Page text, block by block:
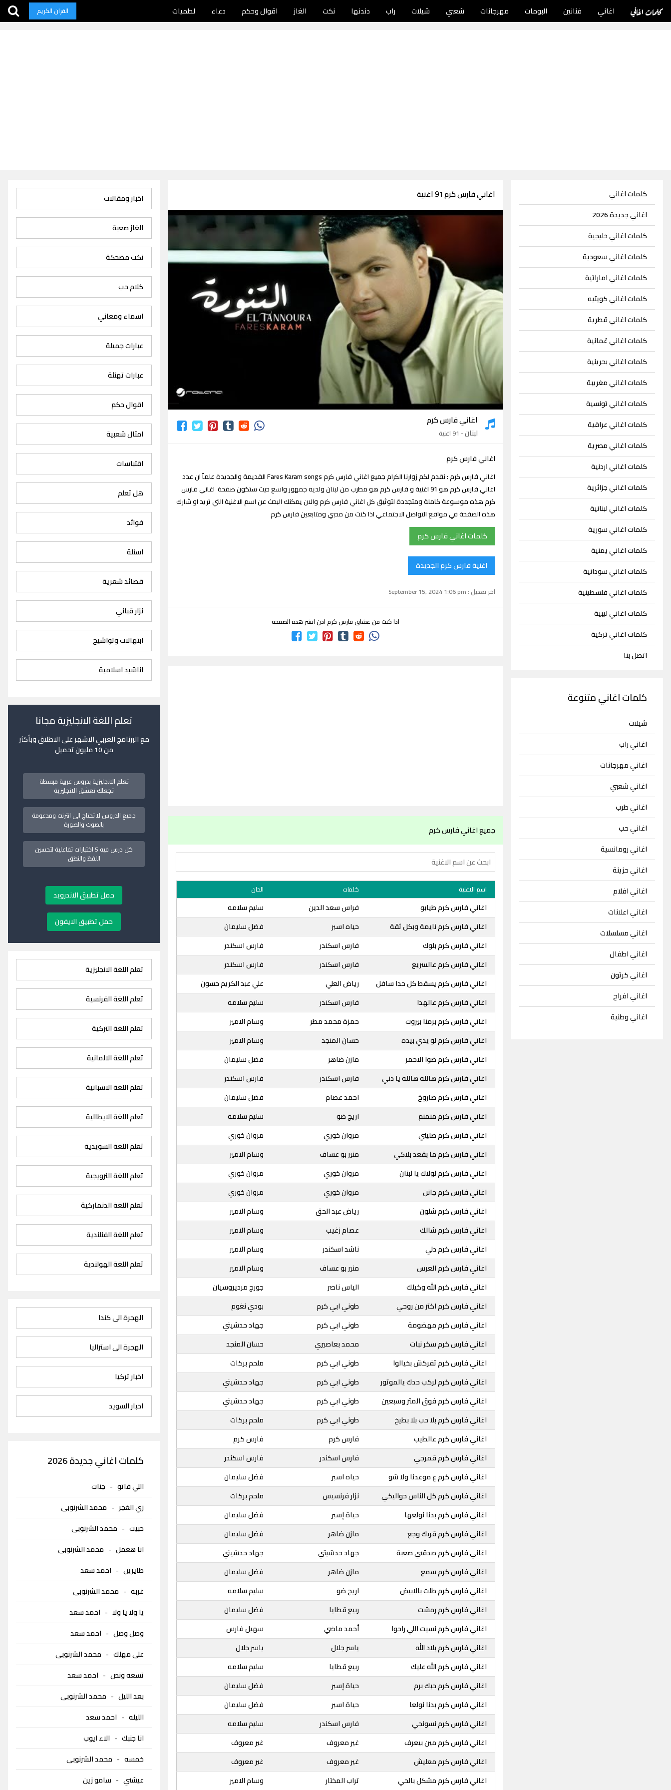
كلمات اغاني اغاني فنانين البومات مهرجانات شعبي شيلات راب دندنها نكت الغاز اقوال وحكم دعاء لطميات القران الكريم
كلمات اغاني
اغاني جديدة 2026
كلمات اغاني خليجية
كلمات اغاني سعودية
كلمات اغاني اماراتية
كلمات اغاني كويتيه
كلمات اغاني قطرية
كلمات اغاني عُمانية
كلمات اغاني بحرينية
كلمات اغاني مغريبة
كلمات اغاني تونسية
كلمات اغاني عراقية
كلمات اغاني مصرية
كلمات اغاني اردنية
كلمات اغاني جزائرية
كلمات اغاني لبنانية
كلمات اغاني سورية
كلمات اغاني يمنية
كلمات اغاني سودانية
كلمات اغاني فلسطينية
كلمات اغاني ليبية
كلمات اغاني تركية
اتصل بنا
كلمات اغاني متنوعة
شيلات
اغاني راب
اغاني مهرجانات
اغاني شعبي
اغاني طرب
اغاني حب
اغاني رومانسية
اغاني حزينة
اغاني افلام
اغاني اعلانات
اغاني مسلسلات
اغاني اطفال
اغاني كرتون
اغاني افراح
اغاني وطنية
اغاني فارس كرم 91 اغنية
اغاني فارس كرم
اغاني فارس كرم
لبنان- 91 اغنية
اغاني فارس كرم
اغاني فارس كرم : نقدم لكم زوارنا الكرام جميع اغاني فارس كرم Fares Karam songs القديمة والجديدة علماً ان عدد
اغاني فارس كرم هو 91 اغنية و فارس كرم هو مطرب من لبنان ولديه جمهور واسع حيث ستكون صفحة اغاني فارس
كرم هذه موسوعة كاملة ومتجددة لتوثيق كل اغاني فارس كرم والان يمكنك البحث عن اسم الاغنية التي تريد او شارك
هذه الصفحة في مواقع التواصل الاجتماعي اذا كنت من محبي ومتابعين فارس كرم
كلمات اغاني فارس كرم
اغنية فارس كرم الجديدة
اخر تعديل : September 15, 2024 1:06 pm
اذا كنت من عشاق فارس كرم اذن انشر هذه الصفحة
جميع اغاني فارس كرم
اسم الاغنية كلمات الحان
اغاني فارس كرم طيابو فراس سعد الدين
سليم سلامه
اغاني فارس كرم نايمة وبكل ثقة
حياه اسبر
فضل سليمان
اغاني فارس كرم بلوك
فارس اسكندر
فارس اسكندر
اغاني فارس كرم عالسريع
فارس اسكندر
فارس اسكندر
اغاني فارس كرم يسقط كل حدا سافل
رياض العلي
علي عبد الكريم حسون
اغاني فارس كرم عالهدا
فارس اسكندر
سليم سلامه
اغاني فارس كرم برمنا بيروت
حمزة محمد مطر
وسام الامير
اغاني فارس كرم لو يدي بيده
حسان المنجد
وسام الامير
اغاني فارس كرم ضوا الاحمر
مازن ضاهر
فضل سليمان
اغاني فارس كرم هالله هالله يا دني
فارس اسكندر
فارس اسكندر
اغاني فارس كرم صاروخ
احمد عصام
فضل سليمان
اغاني فارس كرم منمنم
اريج ضو
سليم سلامه
اغاني فارس كرم صليني
مروان خوري
مروان خوري
اغاني فارس كرم ما بقعد بلاكي
منير بو عساف
وسام الامير
اغاني فارس كرم لولاك يا لبنان
مروان خوري
مروان خوري
اغاني فارس كرم جانن
مروان خوري
مروان خوري
اغاني فارس كرم شلون
رياض عبد الحق
وسام الامير
اغاني فارس كرم شالك
عصام زغيب
وسام الامير
اغاني فارس كرم دلي
ناشد اسكندر
وسام الامير
اغاني فارس كرم العرس
منير بو عساف
وسام الامير
اغاني فارس كرم الله وكيلك
الياس ناصر
جورج مرديروسيان
اغاني فارس كرم اكتر من روحي
طوني ابي كرم
بودي نغوم
اغاني فارس كرم مهضومة
طوني ابي كرم
جهاد حدشيتي
اغاني فارس كرم سكر نبات
محمد بعاصيري
حسان المنجد
اغاني فارس كرم تفركش بخيالوا
طوني ابي كرم
ملحم بركات
اغاني فارس كرم لركب حدك يالموتور
طوني ابي كرم
جهاد حدشيتي
اغاني فارس كرم فوق المتر وسبعين
طوني ابي كرم
جهاد حدشيتي
اغاني فارس كرم بلا حب بلا بطيخ
طوني ابي كرم
ملحم بركات
اغاني فارس كرم عالطيب
فارس كرم
فارس كرم
اغاني فارس كرم قمرجي
فارس اسكندر
فارس اسكندر
اغاني فارس كرم ع موعدنا ولا شو
حياه اسبر
فضل سليمان
اغاني فارس كرم كل الناس حواليكي
نزار فرنسيس
ملحم بركات
اغاني فارس كرم بدنا نولعها
حياة إسبر
فضل سليمان
اغاني فارس كرم قربك وجع
مازن ضاهر
فضل سليمان
اغاني فارس كرم صدقني صعبة
جهاد حدشيتي
جهاد حدشيتي
اغاني فارس كرم سمع
مازن ضاهر
فضل سليمان
اغاني فارس كرم طلت بالابيض
اريج ضو
سليم سلامه
اغاني فارس كرم رمشت
ربيع قطايا
فضل سليمان
اغاني فارس كرم نسيت اللي راحوا
أحمد ماضي
سهيل فارس
اغاني فارس كرم بلاد الله
ياسر جلال
ياسر جلال
اغاني فارس كرم الله عليك
ربيع قطايا
سليم سلامه
اغاني فارس كرم حبك برم
حياة إسبر
فضل سليمان
اغاني فارس كرم بدنا نولعا
حياة اسبر
فضل سليمان
اغاني فارس كرم نسونجي
فارس اسكندر
سليم سلامه
اغاني فارس كرم مين بيعرف
غير معروف
غير معروف
اغاني فارس كرم معليش
غير معروف
غير معروف
اغاني فارس كرم مشكل بالحي
تراب المختار وسام الامير
اخبار ومقالات
الغاز صعبة
نكت مضحكة
كلام حب
اسماء ومعاني
عبارات جميلة
عبارات تهنئة
اقوال حكم
امثال شعبية
اقتباسات
هل تعلم
فوائد
اسئلة
قصائد شعرية
نزار قباني
ابتهالات وتواشيح
اناشيد اسلامية
تعلم اللغة الانجليزية مجانا
مع البرنامج العربي الاشهر على الاطلاق وبأكثر
من 10 مليون تحميل
تعلم الانجليزية بدروس عربية مبسطة
تجعلك تعشق الانجليزية
جميع الدروس لا تحتاج الى انترنت ومدعومة
بالصوت والصورة
كل درس فيه 5 اختبارات تفاعلية لتحسين
اللفظ والنطق
حمل تطبيق الاندرويد
حمل تطبيق الايفون
تعلم اللغة الانجليزية
تعلم اللغة الفرنسية
تعلم اللغة التركية
تعلم اللغة الالمانية
تعلم اللغة الاسبانية
تعلم اللغة الايطالية
تعلم اللغة السويدية
تعلم اللغة النرويجية
تعلم اللغة الدنماركية
تعلم اللغة الفنلندية
تعلم اللغة الهولندية
الهجرة الى كندا
الهجرة الى استراليا
اخبار تركيا
اخبار السويد
كلمات اغاني جديدة 2026
اللي فاتو- جنات
زي الغجر - محمد الشرنوبى
حبيت- محمد الشرنوبى
انا هعمل- محمد الشرنوبى
طايرين- احمد سعد
غربه- محمد الشرنوبى
يا ولا يا ولا- احمد سعد
وصل وصل- احمد سعد
على مهلك- محمد الشرنوبى
تسعه ونص- احمد سعد
بعد الليل- محمد الشرنوبى
الليله- احمد سعد
انا جنبك- الاء ايوب
خمسه- محمد الشرنوبى
عيشني- سامو زين